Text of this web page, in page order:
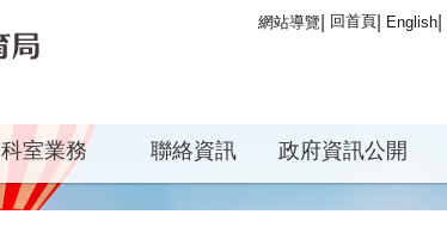
網站導覽 回首頁 English
科室業務 聯絡資訊 政府資訊公開